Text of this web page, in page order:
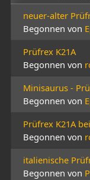
neuer-alter
Begonnen von
Prüfrex K21A
Begonnen von
Minisaurus -
Begonnen von
Prüfrex K21A
Begonnen von
italienische
Begonnen von